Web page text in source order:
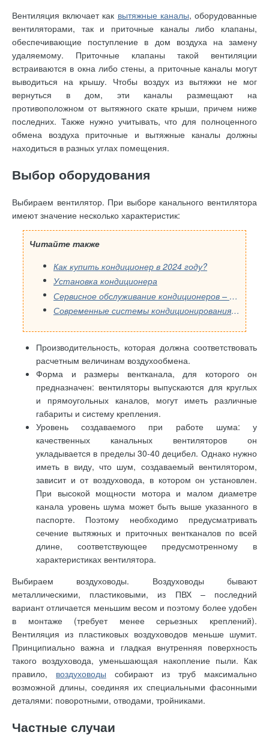
Вентиляция включает как вытяжные каналы, оборудованные
вентиляторами, так и приточные каналы либо клапаны,
обеспечивающие поступление в дом воздуха на замену
удаляемому. Приточные клапаны такой вентиляции
встраиваются в окна либо стены, а приточные каналы могут
выводиться на крышу. Чтобы воздух из вытяжки не мог
вернуться в дом, эти каналы размещают на
противоположном от вытяжного скате крыши, причем ниже
последних. Также нужно учитывать, что для полноценного
обмена воздуха приточные и вытяжные каналы должны
находиться в разных углах помещения.
Выбор оборудования
Выбираем вентилятор. При выборе канального вентилятора
имеют значение несколько характеристик:
Читайте также
Как купить кондиционер в 2024 году?
Установка кондиционера
Сервисное обслуживание кондиционеров – необходимость?!
Современные системы кондиционирования и вентиляции: то, что вы еще не знали
Производительность, которая должна соответствовать
расчетным величинам воздухообмена.
Форма и размеры вентканала, для которого он
предназначен: вентиляторы выпускаются для круглых
и прямоугольных каналов, могут иметь различные
габариты и систему крепления.
Уровень создаваемого при работе шума: у
качественных канальных вентиляторов он
укладывается в пределы 30-40 децибел. Однако нужно
иметь в виду, что шум, создаваемый вентилятором,
зависит и от воздуховода, в котором он установлен.
При высокой мощности мотора и малом диаметре
канала уровень шума может быть выше указанного в
паспорте. Поэтому необходимо предусматривать
сечение вытяжных и приточных вентканалов по всей
длине, соответствующее предусмотренному в
характеристиках вентилятора.
Выбираем воздуховоды. Воздуховоды бывают
металлическими, пластиковыми, из ПВХ – последний
вариант отличается меньшим весом и поэтому более удобен
в монтаже (требует менее серьезных креплений).
Вентиляция из пластиковых воздуховодов меньше шумит.
Принципиально важна и гладкая внутренняя поверхность
такого воздуховода, уменьшающая накопление пыли. Как
правило, воздуховоды собирают из труб максимально
возможной длины, соединяя их специальными фасонными
деталями: поворотными, отводами, тройниками.
Частные случаи